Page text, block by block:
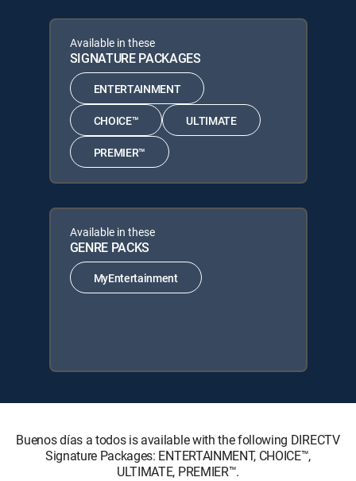
Available in these
SIGNATURE PACKAGES
ENTERTAINMENT
CHOICE™ ULTIMATE
PREMIER™
Available in these
GENRE PACKS
MyEntertainment
Buenos días a todos is available with the following DIRECTV
Signature Packages: ENTERTAINMENT, CHOICE™,
ULTIMATE, PREMIER™.